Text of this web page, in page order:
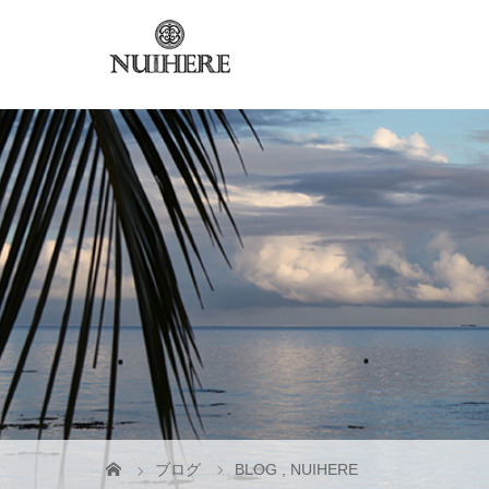
ブログ BLOG NUIHERE